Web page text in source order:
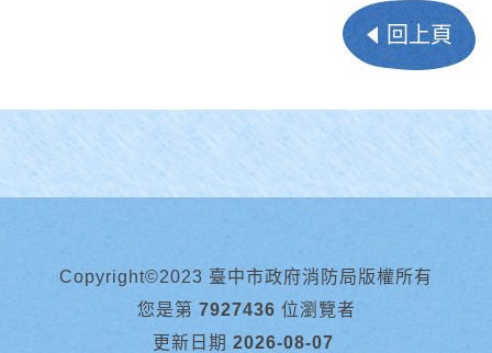
回上頁
Copyright©2023 臺中市政府消防局版權所有
您是第 7927436 位瀏覽者
更新日期 2026-08-07